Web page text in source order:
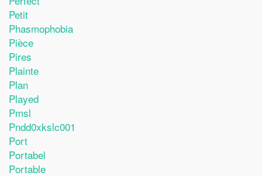
Petit
Phasmophobia
Pièce
Pires
Plainte
Plan
Played
Pmsl
Pndd0xkslc001
Port
Portabel
Portable